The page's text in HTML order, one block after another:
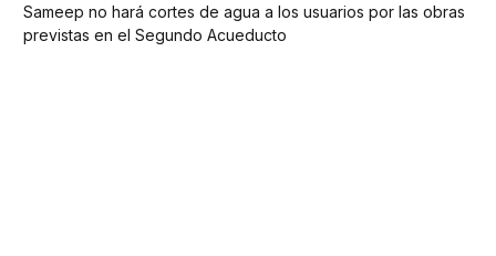
Sameep no hará cortes de agua a los usuarios por las obras
previstas en el Segundo Acueducto